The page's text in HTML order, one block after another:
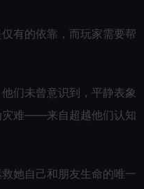
有的依靠，而玩家需要帮
们未曾意识到，平静表象
灾难——来自超越他们认知
她自己和朋友生命的唯一